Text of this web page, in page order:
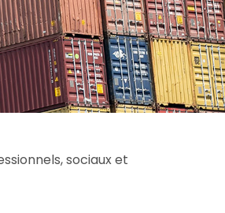
sociaux et